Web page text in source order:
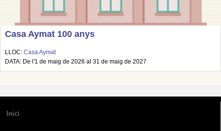
Casa Aymat 100 anys
LLOC: Casa Aymat
DATA: De l'1 de maig de 2026 al 31 de maig de 2027
Inici